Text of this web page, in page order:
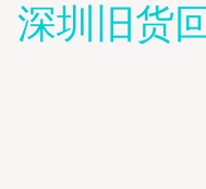
深圳旧货